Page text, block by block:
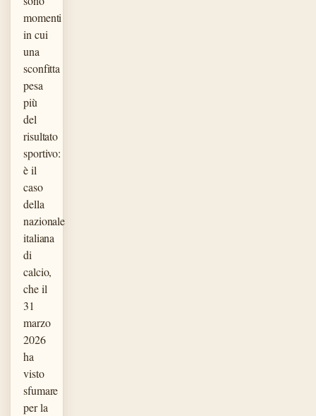
momenti
in cui
una
sconfitta
pesa
più
del
risultato
sportivo:
è il
caso
della
nazionale
italiana
di
calcio,
che il
31
marzo
2026
ha
visto
sfumare
per la